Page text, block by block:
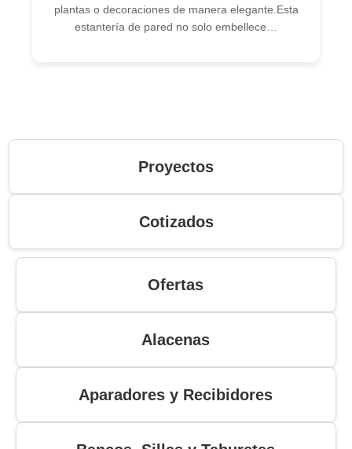
Proyectos
Cotizados
Ofertas
Alacenas
Aparadores y Recibidores
plantas o decoraciones de manera elegante.Esta
estantería de pared no solo embellece…